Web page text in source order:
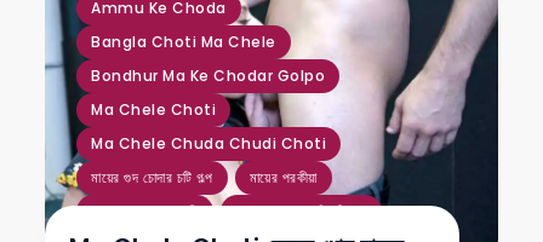
Ammu Ke Choda
Bangla Choti Ma Chele
Bondhur Ma Ke Chodar Golpo
Ma Chele Choti
Ma Chele Chuda Chudi Choti
মায়ের গুদ চোদার চটি গল্প মায়ের পরকীয়া
মায়ের পাছা চোদার চটি মায়ের সাথে চুদাচুদি চটি গল্প